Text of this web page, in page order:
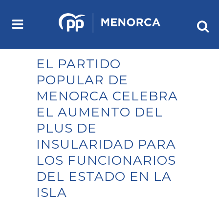
EL PARTIDO
POPULAR DE
MENORCA CELEBRA
EL AUMENTO DEL
PLUS DE
INSULARIDAD PARA
LOS FUNCIONARIOS
DEL ESTADO EN LA
ISLA